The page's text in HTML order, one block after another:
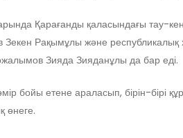
Қарағанды қаласындағы тау-
Рақымұлы және республикалық
Зияда Зияданұлы да бар еді.
бойы етене араласып, бірін-бірі
өнеге.